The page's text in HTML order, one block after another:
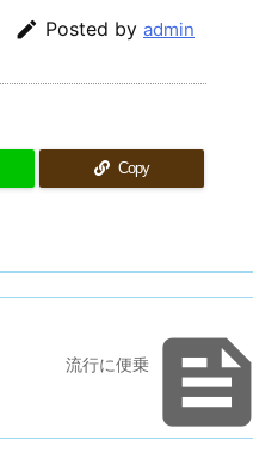
 Posted by admin
Copy

流行に便乗